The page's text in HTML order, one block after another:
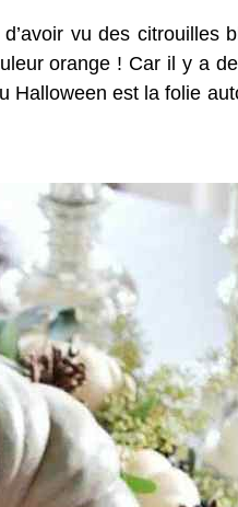
vu des citrouilles
orange ! Car il y a
Halloween est la folie